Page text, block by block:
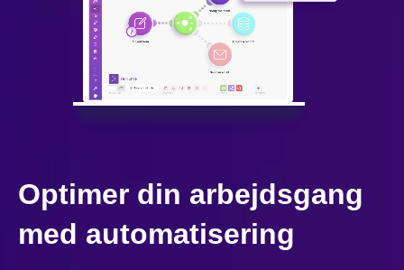
Optimer din arbejdsgang
med automatisering